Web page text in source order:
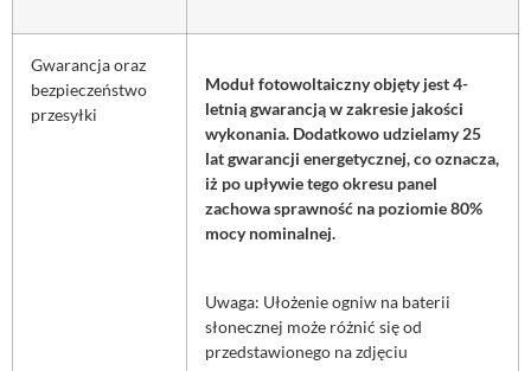
Gwarancja oraz
bezpieczeństwo
przesyłki
Moduł fotowoltaiczny objęty jest 4-
letnią gwarancją w zakresie jakości
wykonania. Dodatkowo udzielamy 25
lat gwarancji energetycznej, co oznacza,
iż po upływie tego okresu panel
zachowa sprawność na poziomie 80%
mocy nominalnej.
Uwaga: Ułożenie ogniw na baterii
słonecznej może różnić się od
przedstawionego na zdjęciu